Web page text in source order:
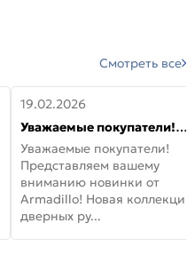
Смотреть все
19.02.2026
Уважаемые покупатели!
Представляем вашему
вниманию новинки от
Armadillo!
Уважаемые покупатели!
Представляем вашему
вниманию новинки от
Armadillo! Новая коллекция
дверных ру...